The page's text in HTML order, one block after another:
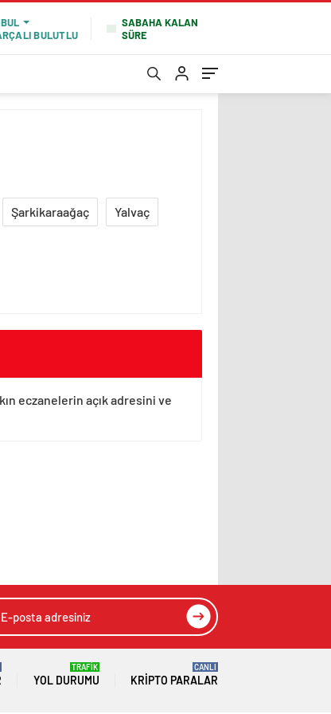
BULUTLU
SABAHA KALAN
SÜRE
Şarkikaraağaç Yalvaç
eczanelerin açık adresini ve
YOL DURUMU
TRAFİK
KRIPTO PARALAR
CANLI